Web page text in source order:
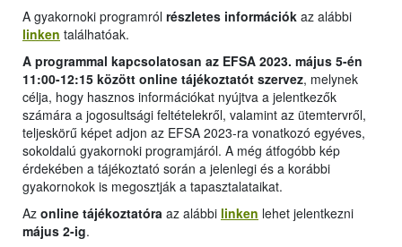
A gyakornoki programról részletes információk az alábbi
linken találhatóak.
A programmal kapcsolatosan az EFSA 2023. május 5-én
11:00-12:15 között online tájékoztatót szervez, melynek
célja, hogy hasznos információkat nyújtva a jelentkezők
számára a jogosultsági feltételekről, valamint az ütemtervről,
teljeskörű képet adjon az EFSA 2023-ra vonatkozó egyéves,
sokoldalú gyakornoki programjáról. A még átfogóbb kép
érdekében a tájékoztató során a jelenlegi és a korábbi
gyakornokok is megosztják a tapasztalataikat.
Az online tájékoztatóra az alábbi linken lehet jelentkezni
május 2-ig.